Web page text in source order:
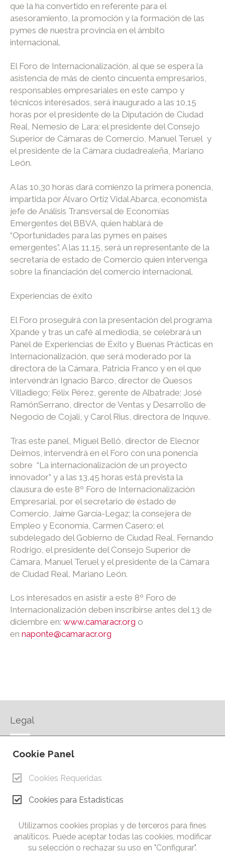
que la ha convertido en referente para el
asesoramiento, la promoción y la formación de las
pymes de nuestra provincia en el ámbito
internacional.
El Foro de Internacionalización, al que se espera la
asistencia de más de ciento cincuenta empresarios,
responsables empresariales en este campo y
técnicos interesados, será inaugurado a las 10,15
horas por el presidente de la Diputación de Ciudad
Real, Nemesio de Lara; el presidente del Consejo
Superior de Cámaras de Comercio, Manuel Teruel y
el presidente de la Cámara ciudadrealeña, Mariano
León.
A las 10,30 horas dará comienzo la primera ponencia,
impartida por Álvaro Ortiz Vidal Abarca, economista
jefe de Análisis Transversal de Economías
Emergentes del BBVA, quien hablará de
“Oportunidades para las pymes en países
emergentes”. A las 11,15, será un representante de la
secretaría de estado de Comercio quien intervenga
sobre la financiación del comercio internacional.
Experiencias de éxito
El Foro proseguirá con la presentación del programa
Xpande y tras un café al mediodía, se celebrará un
Panel de Experiencias de Éxito y Buenas Prácticas en
Internacionalización, que será moderado por la
directora de la Cámara, Patricia Franco y en el que
intervendrán Ignacio Barco, director de Quesos
Villadiego; Félix Pérez, gerente de Albatrade; José
RamónSerrano, director de Ventas y Desarrollo de
Negocio de Cojali, y Carol Rius, directora de Inquve.
Tras este panel, Miguel Belló, director de Elecnor
Deimos, intervendrá en el Foro con una ponencia
sobre “La internacionalización de un proyecto
innovador” y a las 13,45 horas está prevista la
clausura de este 8º Foro de Internacionalización
Empresarial, por el secretario de estado de
Comercio, Jaime García-Legaz; la consejera de
Empleo y Economía, Carmen Casero; el
subdelegado del Gobierno de Ciudad Real, Fernando
Rodrigo, el presidente del Consejo Superior de
Cámara, Manuel Teruel y el presidente de la Cámara
de Ciudad Real, Mariano León.
Los interesados en asistir a este 8º Foro de
Internacionalización deben inscribirse antes del 13 de
diciembre en: www.camaracr.org o
en naponte@camaracr.org
Legal
AVISO LEGAL
CONTACTO
Cámara de Comercio e Industria de Ciudad Real. Todos los
derechos reservados. Prohibida la reproducción total o parcial
de los contenidos de esta web.
Cookie Panel
Cookies Requeridas
Cookies para Estadísticas
Utilizamos cookies propias y de terceros para fines
analíticos. Puede aceptar todas las cookies, modificar
su selección o rechazar su uso en "Configurar".